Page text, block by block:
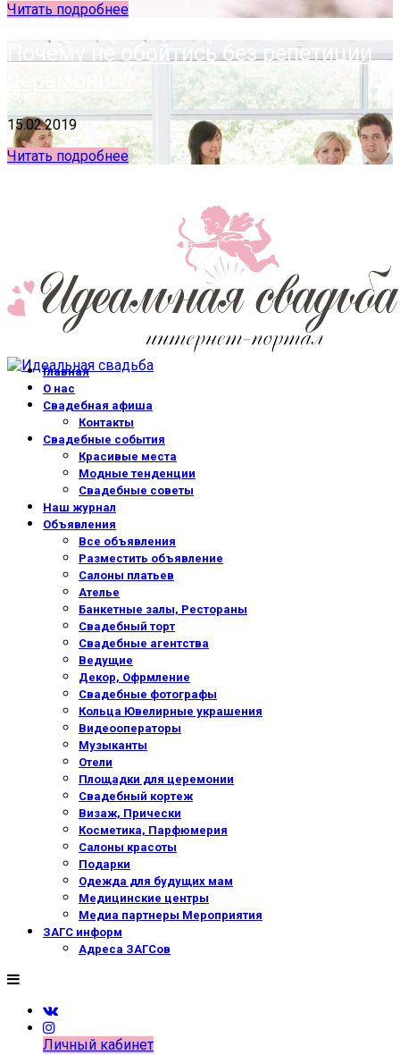
Читать подробнее
Почему не обойтись без репетиции
церемонии?
15.02.2019
Читать подробнее
Главная
О нас
Свадебная афиша
Контакты
Свадебные события
Красивые места
Модные тенденции
Свадебные советы
Наш журнал
Объявления
Все объявления
Разместить объявление
Салоны платьев
Ателье
Банкетные залы, Рестораны
Свадебный торт
Свадебные агентства
Ведущие
Декор, Офрмление
Свадебные фотографы
Кольца Ювелирные украшения
Видеооператоры
Музыканты
Отели
Площадки для церемонии
Свадебный кортеж
Визаж, Прически
Косметика, Парфюмерия
Салоны красоты
Подарки
Одежда для будущих мам
Медицинские центры
Медиа партнеры Мероприятия
ЗАГС информ
Адреса ЗАГСов
Личный кабинет